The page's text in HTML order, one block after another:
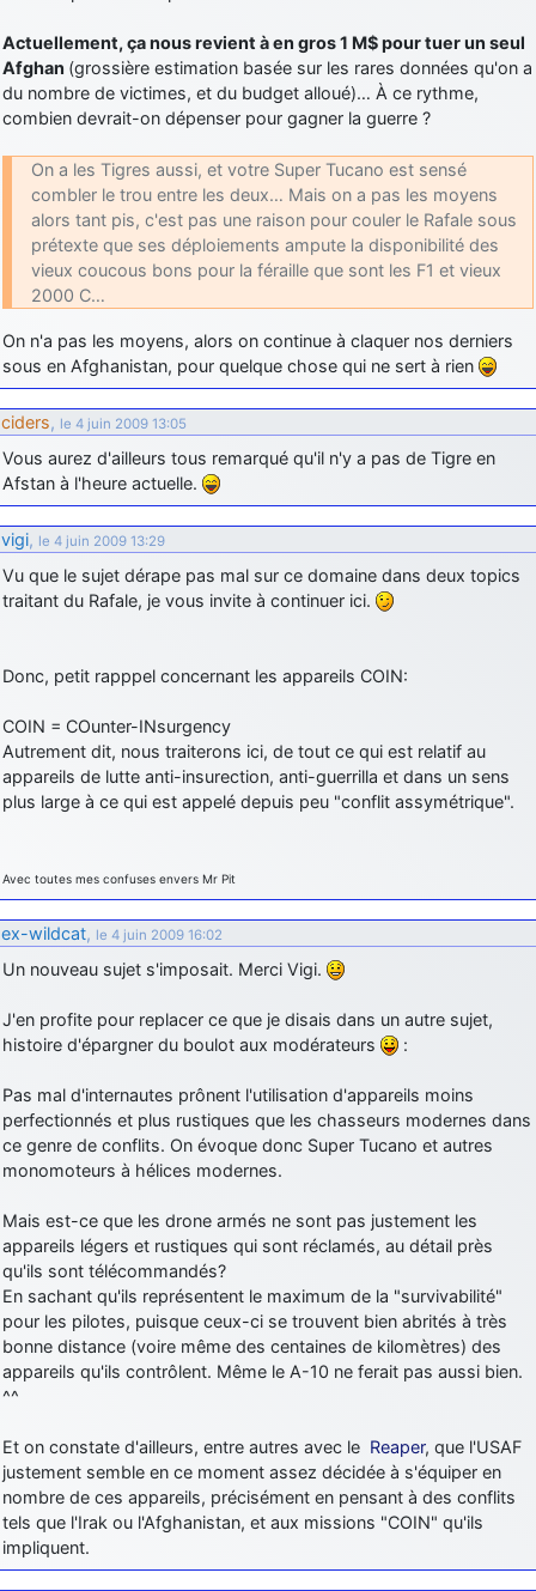
Actuellement, ça nous revient à en gros 1 M$ pour tuer un seul
Afghan (grossière estimation basée sur les rares données qu'on a
du nombre de victimes, et du budget alloué)… À ce rythme,
combien devrait-on dépenser pour gagner la guerre ?
On a les Tigres aussi, et votre Super Tucano est sensé
combler le trou entre les deux… Mais on a pas les moyens
alors tant pis, c'est pas une raison pour couler le Rafale sous
prétexte que ses déploiements ampute la disponibilité des
vieux coucous bons pour la féraille que sont les F1 et vieux
2000 C…
On n'a pas les moyens, alors on continue à claquer nos derniers
sous en Afghanistan, pour quelque chose qui ne sert à rien
ciders, le 4 juin 2009 13:05
Vous aurez d'ailleurs tous remarqué qu'il n'y a pas de Tigre en
Afstan à l'heure actuelle.
vigi, le 4 juin 2009 13:29
Vu que le sujet dérape pas mal sur ce domaine dans deux topics
traitant du Rafale, je vous invite à continuer ici.
Donc, petit rapppel concernant les appareils COIN:
COIN = COunter-INsurgency
Autrement dit, nous traiterons ici, de tout ce qui est relatif au
appareils de lutte anti-insurection, anti-guerrilla et dans un sens
plus large à ce qui est appelé depuis peu "conflit assymétrique".
Avec toutes mes confuses envers Mr Pit
ex-wildcat, le 4 juin 2009 16:02
Un nouveau sujet s'imposait. Merci Vigi.
J'en profite pour replacer ce que je disais dans un autre sujet,
histoire d'épargner du boulot aux modérateurs
:
Pas mal d'internautes prônent l'utilisation d'appareils moins
perfectionnés et plus rustiques que les chasseurs modernes dans
ce genre de conflits. On évoque donc Super Tucano et autres
monomoteurs à hélices modernes.
Mais est-ce que les drone armés ne sont pas justement les
appareils légers et rustiques qui sont réclamés, au détail près
qu'ils sont télécommandés?
En sachant qu'ils représentent le maximum de la "survivabilité"
pour les pilotes, puisque ceux-ci se trouvent bien abrités à très
bonne distance (voire même des centaines de kilomètres) des
appareils qu'ils contrôlent. Même le A-10 ne ferait pas aussi bien.
^^
Et on constate d'ailleurs, entre autres avec le Reaper, que l'USAF
justement semble en ce moment assez décidée à s'équiper en
nombre de ces appareils, précisément en pensant à des conflits
tels que l'Irak ou l'Afghanistan, et aux missions "COIN" qu'ils
impliquent.